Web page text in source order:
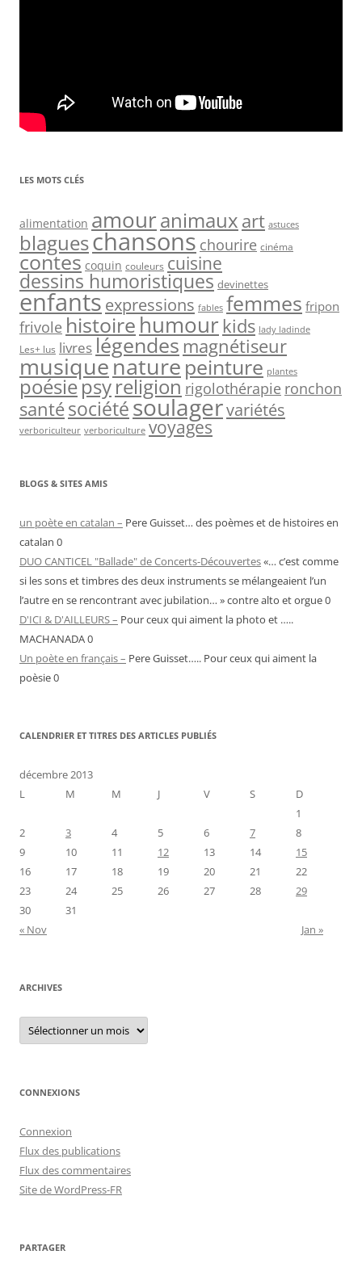
LES MOTS CLÉS
alimentation amouranimaux art astuces
blagueschansons chourire cinéma
contes coquin couleurs cuisine
dessins humoristiques devinettes
enfantsexpressions fables femmes fripon
frivole histoirehumour kids lady ladinde
Les+ lus livreslégendes magnétiseur
musiquenature peinture plantes
poésiepsyreligion rigolothérapie ronchon
santésociétésoulagervariétés
verboriculteur verboriculture voyages
BLOGS & SITES AMIS
un poète en catalan – Pere Guisset… des poèmes et de histoires en
catalan 0
DUO CANTICEL "Ballade" de Concerts-Découvertes«… c’est comme
si les sons et timbres des deux instruments se mélangeaient l’un
l’autre en se rencontrant avec jubilation… » contre alto et orgue 0
D'ICI & D'AILLEURS – Pour ceux qui aiment la photo et …..
MACHANADA 0
Un poète en français – Pere Guisset….. Pour ceux qui aiment la
poèsie 0
CALENDRIER ET TITRES DES ARTICLES PUBLIÉS
décembre 2013
L
M M J V S
D
1
2
3 4 5 6 7
8
9
10 11 12 13 14
15
16
17 18 19 20 21
22
23
24 25 26 27 28
29
30
31
« Nov
Jan »
ARCHIVES
Archives
CONNEXIONS
Connexion
Flux des publications
Flux des commentaires
Site de WordPress-FR
PARTAGER